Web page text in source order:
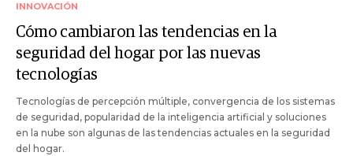
INNOVACIÓN
Cómo cambiaron las tendencias en la
seguridad del hogar por las nuevas
tecnologías
Tecnologías de percepción múltiple, convergencia de los sistemas
de seguridad, popularidad de la inteligencia artificial y soluciones
en la nube son algunas de las tendencias actuales en la seguridad
del hogar.